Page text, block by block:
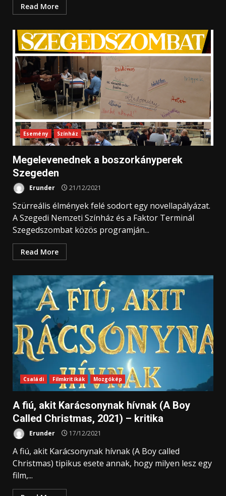
Read More
Esemény Színház
Megelevenednek a boszorkányperek
Szegeden
Erunder 21/12/2021
Szürreális élmények felé sodort egy novellapályázat.
A Szegedi Nemzeti Színház és a Faktor Terminál
Szegedszombat közös programján...
Read More
Családi Filmkritikák Mozgókép
A fiú, akit Karácsonynak hívnak (A Boy
Called Christmas, 2021) – kritika
Erunder 17/12/2021
A fiú, akit Karácsonynak hívnak (A Boy called
Christmas) tipikus esete annak, hogy milyen lesz egy
film,...